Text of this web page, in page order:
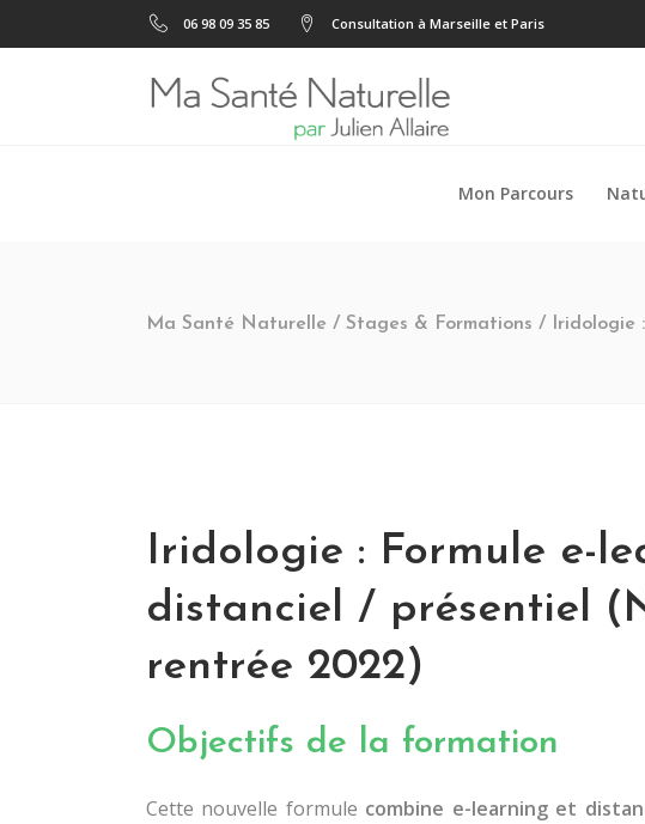
06 98 09 35 85 Consultation à Marseille et Paris
Mon Parcours
Ma Santé Naturelle / Stages & Formations / Iridologie
Iridologie : Formule e-
distanciel / présentiel
rentrée 2022)
Objectifs de la formation
Cette nouvelle formule combine e-learning et